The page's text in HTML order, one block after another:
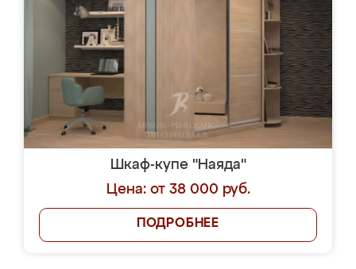
Шкаф-купе "Наяда"
Цена: от 38 000 руб.
ПОДРОБНЕЕ